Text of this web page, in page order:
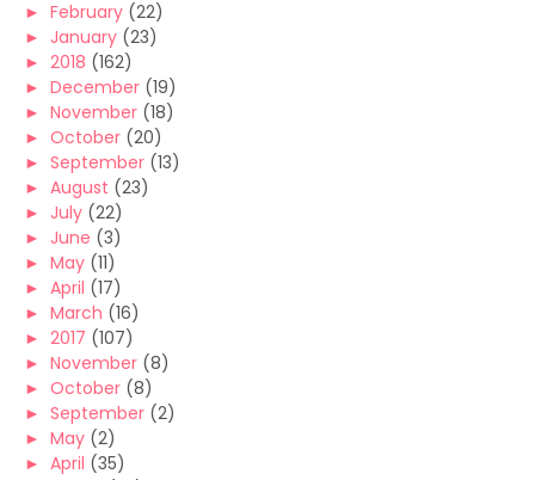
► February (22)
► January (23)
► 2018 (162)
► December (19)
► November (18)
► October (20)
► September (13)
► August (23)
► July (22)
► June (3)
► May (11)
► April (17)
► March (16)
► 2017 (107)
► November (8)
► October (8)
► September (2)
► May (2)
► April (35)